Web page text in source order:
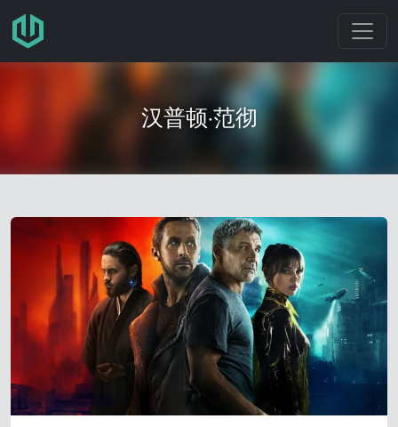
跳转至主要内容
汉普顿·范彻